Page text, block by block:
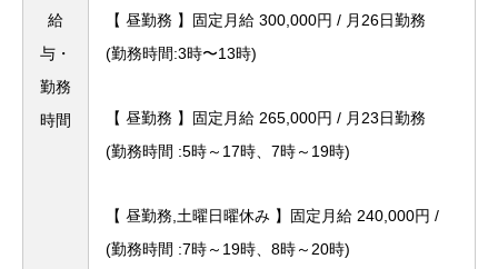
給
与・
勤務
時間
【 昼勤務 】固定月給 300,000円 / 月26日勤務
(勤務時間:3時〜13時)
【 昼勤務 】固定月給 265,000円 / 月23日勤務
(勤務時間 :5時～17時、7時～19時)
【 昼勤務,土曜日曜休み 】固定月給 240,000円 /
(勤務時間 :7時～19時、8時～20時)